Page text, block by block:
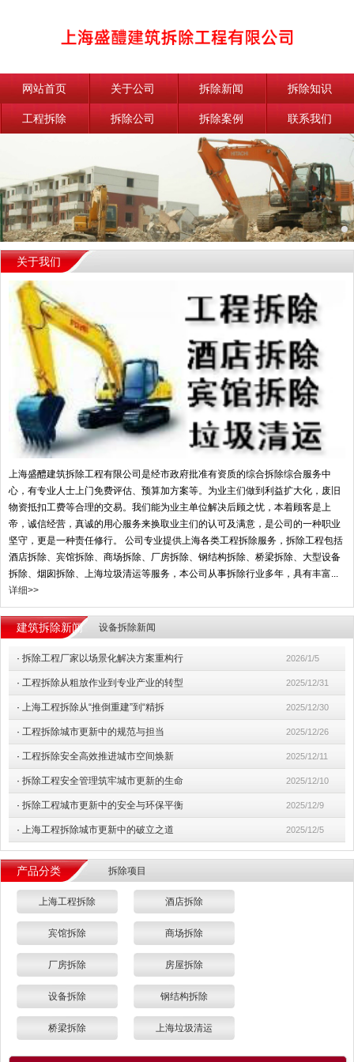
网站首页 关于公司 拆除新闻 拆除知识
工程拆除 拆除公司 拆除案例 联系我们
关于我们
上海盛醴建筑拆除工程有限公司是经市政府批准有资质的综合拆除综合服务中
心，有专业人士上门免费评估、预算加方案等。为业主们做到利益扩大化，废旧
物资抵扣工费等合理的交易。我们能为业主单位解决后顾之忧，本着顾客是上
帝，诚信经营，真诚的用心服务来换取业主们的认可及满意，是公司的一种职业
坚守，更是一种责任修行。 公司专业提供上海各类工程拆除服务，拆除工程包括
酒店拆除、宾馆拆除、商场拆除、厂房拆除、钢结构拆除、桥梁拆除、大型设备
拆除、烟囱拆除、上海垃圾清运等服务，本公司从事拆除行业多年，具有丰富...
详细>>
建筑拆除新闻 设备拆除新闻
· 拆除工程厂家以场景化解决方案重构行 2026/1/5
· 工程拆除从粗放作业到专业产业的转型 2025/12/31
· 上海工程拆除从“推倒重建”到“精拆 2025/12/30
· 工程拆除城市更新中的规范与担当 2025/12/26
· 工程拆除安全高效推进城市空间焕新 2025/12/11
· 拆除工程安全管理筑牢城市更新的生命 2025/12/10
· 拆除工程城市更新中的安全与环保平衡 2025/12/9
· 上海工程拆除城市更新中的破立之道 2025/12/5
产品分类 拆除项目
上海工程拆除 酒店拆除
宾馆拆除 商场拆除
厂房拆除 房屋拆除
设备拆除 钢结构拆除
桥梁拆除 上海垃圾清运